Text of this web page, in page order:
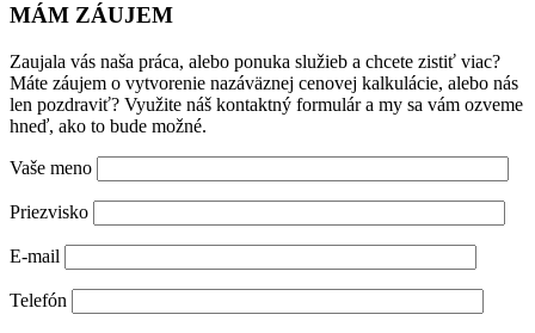
MÁM ZÁUJEM
Zaujala vás naša práca, alebo ponuka služieb a chcete zistiť viac?
Máte záujem o vytvorenie nazáväznej cenovej kalkulácie, alebo nás
len pozdraviť? Využite náš kontaktný formulár a my sa vám ozveme
hneď, ako to bude možné.
Vaše meno
Priezvisko
E-mail
Telefón